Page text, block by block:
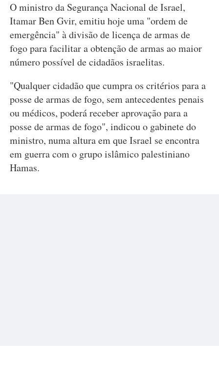
O ministro da Segurança Nacional de Israel,
Itamar Ben Gvir, emitiu hoje uma "ordem de
emergência" à divisão de licença de armas de
fogo para facilitar a obtenção de armas ao maior
número possível de cidadãos israelitas.
"Qualquer cidadão que cumpra os critérios para a
posse de armas de fogo, sem antecedentes penais
ou médicos, poderá receber aprovação para a
posse de armas de fogo", indicou o gabinete do
ministro, numa altura em que Israel se encontra
em guerra com o grupo islâmico palestiniano
Hamas.